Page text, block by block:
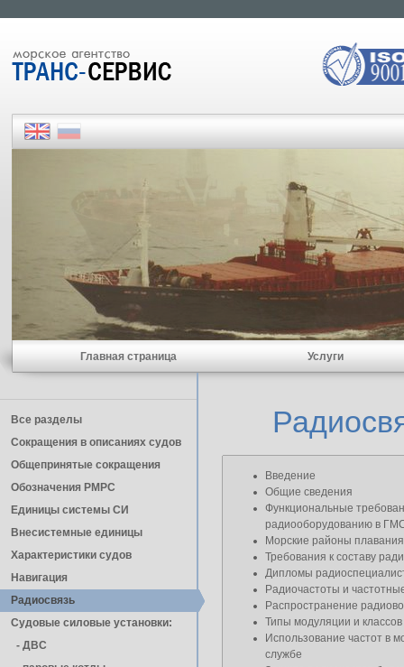
Главная страница Услуги
Все разделы
Сокращения в описаниях судов
Общепринятые сокращения
Обозначения РМРС
Единицы cистемы СИ
Внесистемные единицы
Характеристики судов
Навигация
Радиосвязь
Судовые силовые установки:
- ДВС
Введение
Общие сведения
Функциональные
радиооборудованию в
Морские районы плавания
Требования к составу
Дипломы
Радиочастоты и
Распространение
Типы модуляции и
Использование частот в
службе